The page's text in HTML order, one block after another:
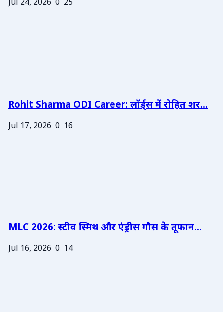
Jul 24, 2026 0 25
Rohit Sharma ODI Career: लॉर्ड्स में रोहित शर...
Jul 17, 2026 0 16
MLC 2026: स्टीव स्मिथ और एंड्रीस गौस के तूफान...
Jul 16, 2026 0 14